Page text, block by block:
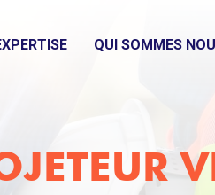
QUI SOMMES